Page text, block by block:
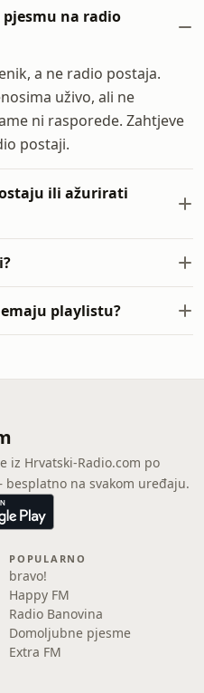
na radio
a ne radio postaja.
uživo, ali ne
ni rasporede. Zahtjeve
postaji.
ili ažurirati
playlistu?
iz Hrvatski-Radio.com po
na svakom uređaju.
POPULARNO
bravo!
Happy FM
Radio Banovina
Domoljubne pjesme
Extra FM